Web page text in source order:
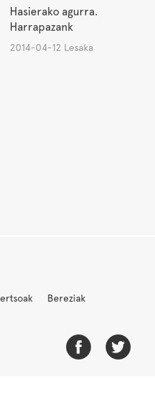
Hasierako agurra.
Harrapazank
2014-04-12 Lesaka
Bereziak